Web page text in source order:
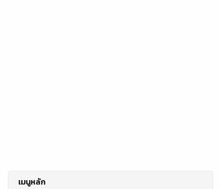
เมนูหลัก